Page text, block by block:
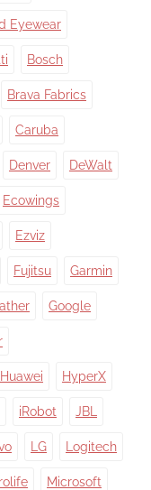
Eyewear
Bosch
Brava Fabrics
Caruba
Denver DeWalt
Ecowings
Ezviz
Fujitsu Garmin
Google
Huawei HyperX
iRobot JBL
LG Logitech
Microsoft